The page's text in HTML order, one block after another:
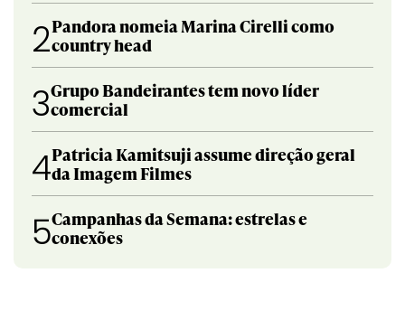
2Pandora nomeia Marina Cirelli como
country head
3Grupo Bandeirantes tem novo líder
comercial
4Patricia Kamitsuji assume direção geral
da Imagem Filmes
5Campanhas da Semana: estrelas e
conexões